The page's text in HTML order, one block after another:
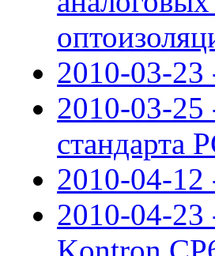
2010-03-
2010-03-
стандарта
2010-04-
2010-04-23